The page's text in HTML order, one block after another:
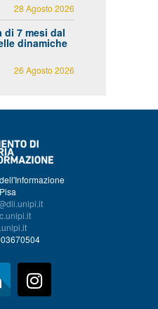
28 Agosto 2026
di 7 mesi dal
dinamiche
26 Agosto 2026